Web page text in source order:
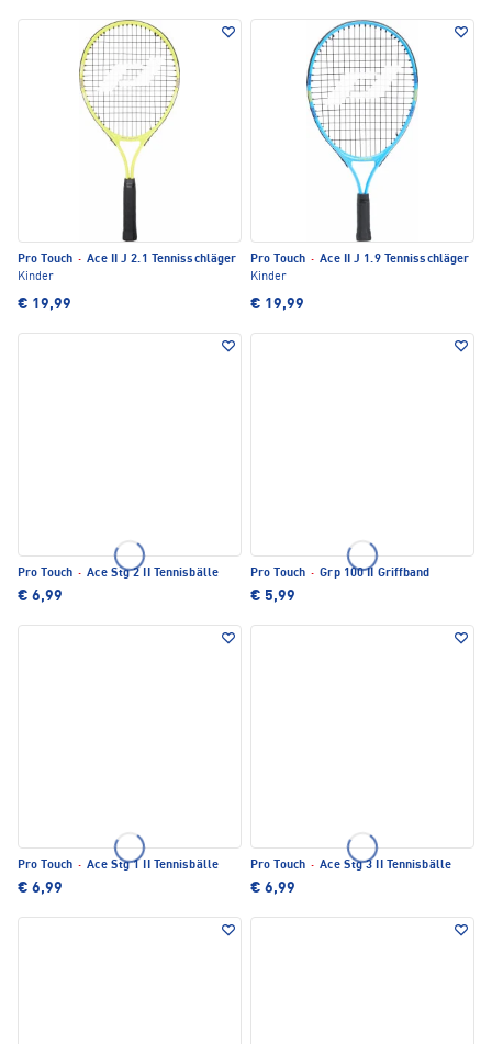
Pro Touch · Ace II J 2.1 Tennisschläger
Kinder
€ 19,99
Pro Touch · Ace II J 1.9 Tennisschläger
Kinder
€ 19,99
Pro Touch · Ace Stg 2 II Tennisbälle
€ 6,99
Pro Touch · Grp 100 II Griffband
€ 5,99
Pro Touch · Ace Stg 1 II Tennisbälle
€ 6,99
Pro Touch · Ace Stg 3 II Tennisbälle
€ 6,99